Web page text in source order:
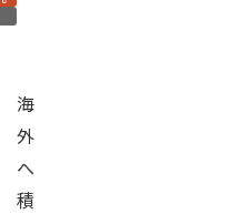
海
外
へ
積